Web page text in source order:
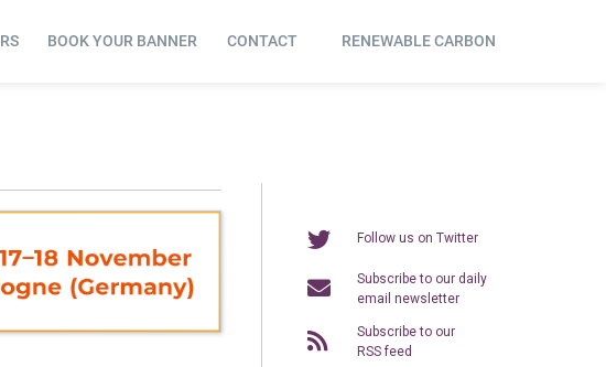
BOOK YOUR BANNER CONTACT RENEWABLE CARBON
Follow us on Twitter
Subscribe to our daily
email newsletter
Subscribe to our
RSS feed